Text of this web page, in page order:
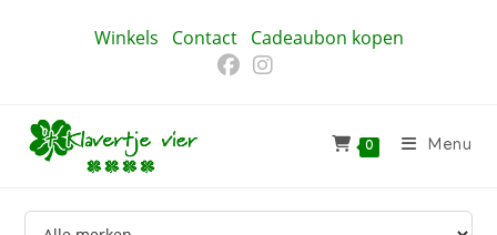
Winkels Contact Cadeaubon kopen
0 Menu